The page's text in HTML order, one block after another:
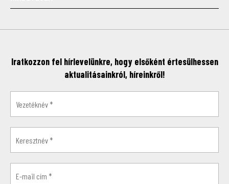
Iratkozzon fel hírlevelünkre, hogy elsőként értesülhessen
aktualitásainkról, híreinkről!